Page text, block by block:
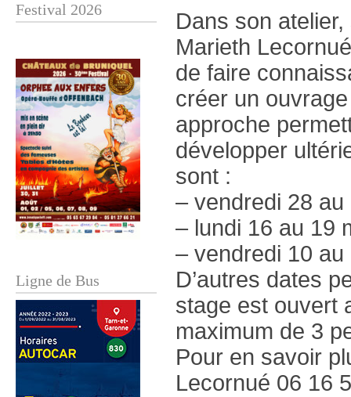
Festival 2026
Ligne de Bus
Dans son
Marieth
de faire
créer un
approche
développer
sont :
– vendredi 28
– lundi 16 au 19
– vendredi 10
D’autres dates
stage est ouvert
maximum de 3
Pour en savoir
Lecornué 06 16